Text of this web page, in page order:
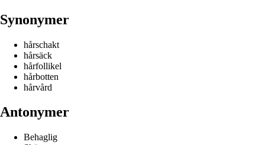
Synonymer
hårschakt
hårsäck
hårfollikel
hårbotten
hårvård
Antonymer
Behaglig